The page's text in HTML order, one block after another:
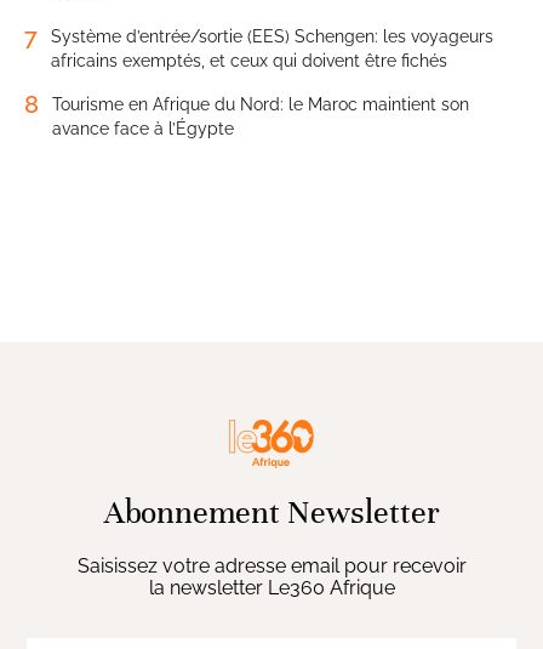
7
Système d’entrée/sortie (EES) Schengen: les voyageurs
africains exemptés, et ceux qui doivent être fichés
8
Tourisme en Afrique du Nord: le Maroc maintient son
avance face à l’Égypte
Abonnement Newsletter
Saisissez votre adresse email pour recevoir
la newsletter Le360 Afrique